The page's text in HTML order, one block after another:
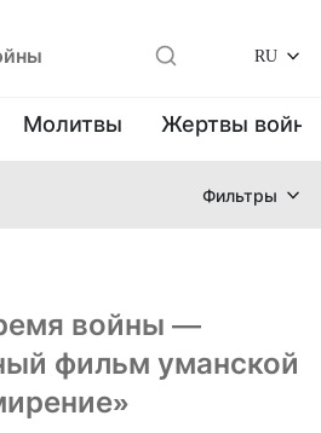
RU
Молитвы Жертвы
Фильтры
войны —
фильм уманской